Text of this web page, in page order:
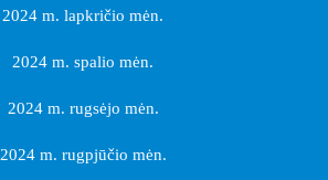
2024 m. lapkričio mėn.
2024 m. spalio mėn.
2024 m. rugsėjo mėn.
2024 m. rugpjūčio mėn.